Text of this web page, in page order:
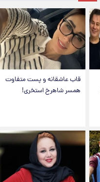
قاب عاشقانه و پست متفاوت
همسر شاهرخ استخری!